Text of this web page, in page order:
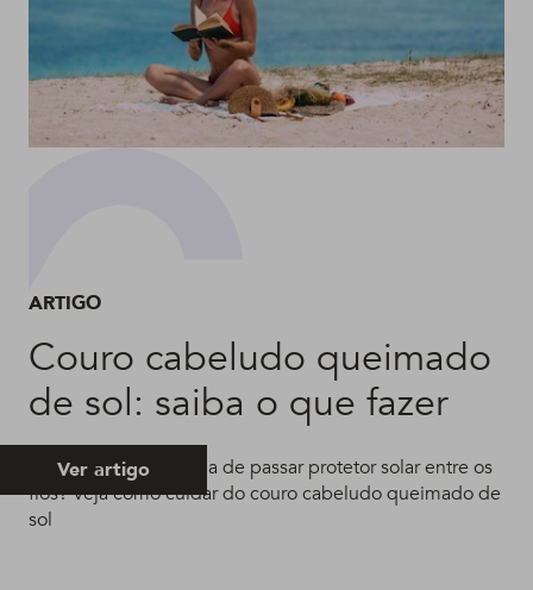
ARTIGO
Couro cabeludo queimado
de sol: saiba o que fazer
Alguém aí teve a ideia de passar protetor solar entre os
fios? Veja como cuidar do couro cabeludo queimado de
sol
Ver artigo